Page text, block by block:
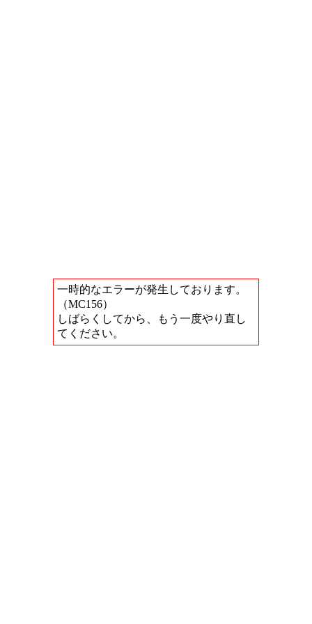
一時的なエラーが発生しております。
（MC156）
しばらくしてから、もう一度やり直し
てください。